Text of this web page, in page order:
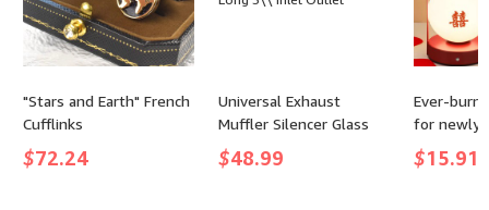
"Stars and Earth" French
Cufflinks
$72.24
Universal Exhaust
Muffler Silencer Glass
Pack 12\\ Long 3\\ Inlet
Outlet
$48.99
Ever-
for
$15.91